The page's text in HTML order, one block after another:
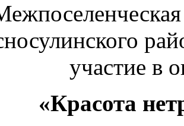
участие в
«Красота